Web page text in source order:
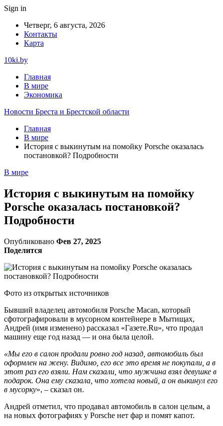
Sign in
Четверг, 6 августа, 2026
Контакты
Карта
10ki.by
Главная
В мире
Экономика
Новости Бреста и Брестской области
Главная
В мире
История с выкинутым на помойку Porsche оказалась
постановкой? Подробности
В мире
История с выкинутым на помойку
Porsche оказалась постановкой?
Подробности
Опубликовано Фев 27, 2025
Поделится
Фото из открытых источников
Бывший владелец автомобиля Porsche Macan, который
сфотографировали в мусорном контейнере в Мытищах,
Андрей (имя изменено) рассказал «Газете.Ru», что продал
машину еще год назад — и она была целой.
«Мы его в салон продали ровно год назад, автомобиль был
оформлен на жену. Видимо, его все это время не покупали, а в
этот раз его взяли. Нам сказали, что мужчина взял девушке в
подарок. Она ему сказала, что хотела новый, а он выкинул его
в мусорку», – сказал он.
Андрей отметил, что продавал автомобиль в салон целым, а
на новых фотографиях у Porsche нет фар и помят капот.